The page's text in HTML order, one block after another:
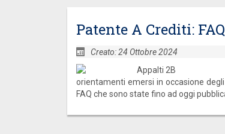
Patente A Crediti: FAQ
Creato: 24 Ottobre 2024
orientamenti emersi in occasione
FAQ che sono state fino ad oggi